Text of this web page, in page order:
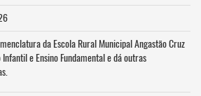
da Escola Rural Municipal Angastão Cruz
e Ensino Fundamental e dá outras